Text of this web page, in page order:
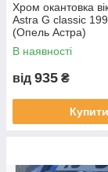
Хром окантовка
Astra G classic
(Опель Астра)
В наявності
від 935 ₴
Купити